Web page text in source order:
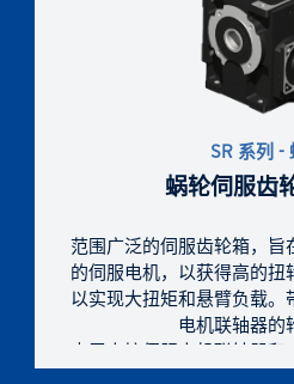
SR 系列 -
蜗轮伺服齿
范围广泛的伺服齿轮箱，旨
的伺服电机，以获得高的扭
以实现大扭矩和悬臂负载。
电机联轴器的
由于直接伺服电机联轴器